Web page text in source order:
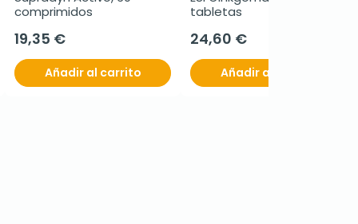
comprimidos
19,35 €
Añadir al carrito
tabletas
24,60 €
Añadir al carrito